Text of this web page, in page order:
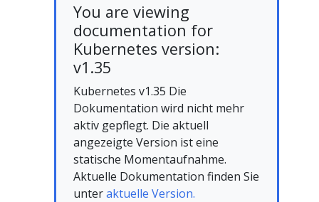
You are viewing
documentation for
Kubernetes version:
v1.35
Kubernetes v1.35 Die
Dokumentation wird nicht mehr
aktiv gepflegt. Die aktuell
angezeigte Version ist eine
statische Momentaufnahme.
Aktuelle Dokumentation finden Sie
unteraktuelle Version.